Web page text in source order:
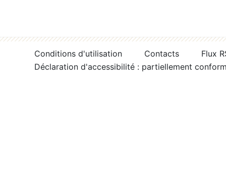
Conditions d'utilisation Contacts
Flux
Déclaration d'accessibilité : partiellement